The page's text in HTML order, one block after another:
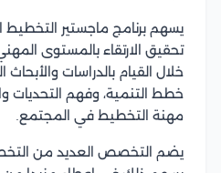
يسهم برنامج ماجستير
تحقيق الارتقاء بالمستوى
خلال القيام بالدراسات والأبحاث
خطط التنمية، وفهم التحديات
مهنة التخطيط في المجتمع.
يضم التخصص العديد من